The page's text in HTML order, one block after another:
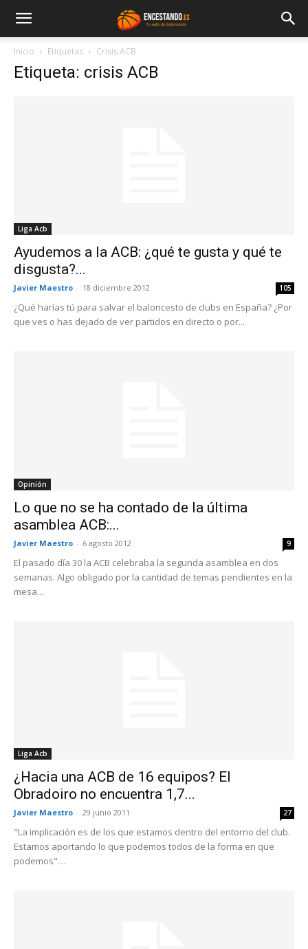
Inicio Etiquetas Crisis ACB
Etiqueta: crisis ACB
Liga Acb
Ayudemos a la ACB: ¿qué te gusta y qué te
disgusta?...
Javier Maestro - 18 diciembre 2012 105
¿Qué harías tú para salvar el baloncesto de clubs en España? ¿Por
que ves o has dejado de ver partidos en directo o por...
Opinión
Lo que no se ha contado de la última
asamblea ACB:...
Javier Maestro - 6 agosto 2012 9
El pasado día 30 la ACB celebraba la segunda asamblea en dos
semanas. Algo obligado por la cantidad de temas pendientes en la
mesa...
Liga Acb
¿Hacia una ACB de 16 equipos? El
Obradoiro no encuentra 1,7...
Javier Maestro - 29 junio 2011 27
"La implicación es de los que estamos dentro del entorno del club.
Estamos aportando lo que podemos todos de la forma en que
podemos"....